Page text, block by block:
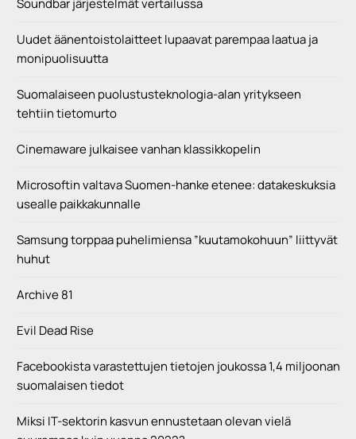
Soundbar järjestelmät vertailussa
Uudet äänentoistolaitteet lupaavat parempaa laatua ja
monipuolisuutta
Suomalaiseen puolustusteknologia-alan yritykseen
tehtiin tietomurto
Cinemaware julkaisee vanhan klassikkopelin
Microsoftin valtava Suomen-hanke etenee: datakeskuksia
usealle paikkakunnalle
Samsung torppaa puhelimiensa ”kuutamokohuun” liittyvät
huhut
Archive 81
Evil Dead Rise
Facebookista varastettujen tietojen joukossa 1,4 miljoonan
suomalaisen tiedot
Miksi IT-sektorin kasvun ennustetaan olevan vielä